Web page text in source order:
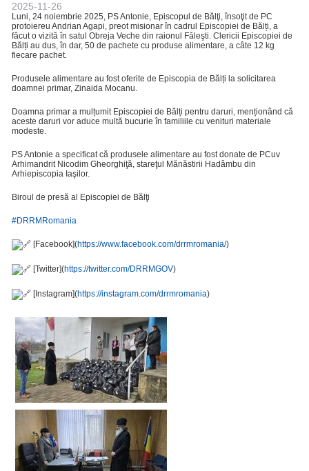
2025-11-26
Luni, 24 noiembrie 2025, PS Antonie, Episcopul de Bălţi, însoţit de PC
protoiereu Andrian Agapi, preot misionar în cadrul Episcopiei de Bălți, a
făcut o vizită în satul Obreja Veche din raionul Făleşti. Clericii Episcopiei de
Bălți au dus, în dar, 50 de pachete cu produse alimentare, a câte 12 kg
fiecare pachet.
Produsele alimentare au fost oferite de Episcopia de Bălți la solicitarea
doamnei primar, Zinaida Mocanu.
Doamna primar a mulțumit Episcopiei de Bălți pentru daruri, menționând că
aceste daruri vor aduce multă bucurie în familiile cu venituri materiale
modeste.
PS Antonie a specificat că produsele alimentare au fost donate de PCuv
Arhimandrit Nicodim Gheorghiţă, stareţul Mănăstirii Hadâmbu din
Arhiepiscopia Iaşilor.
Biroul de presă al Episcopiei de Bălţi
#DRRMRomania
[Facebook](https://www.facebook.com/drrmromania/)
[Twitter](https://twitter.com/DRRMGOV)
[Instagram](https://instagram.com/drrmromania)